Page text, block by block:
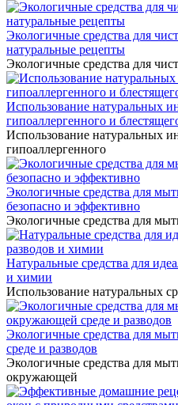
Экологичные средства для
натуральные рецепты
Экологичные средства для
Использование натуральных
гипоаллергенного и
Использование натуральных
гипоаллергенного
Экологичные средства для
безопасно и эффективно
Экологичные средства для
Натуральные средства для
и химии
Использование натуральных
Экологичные средства для
среде и разводов
Экологичные средства для
окружающей